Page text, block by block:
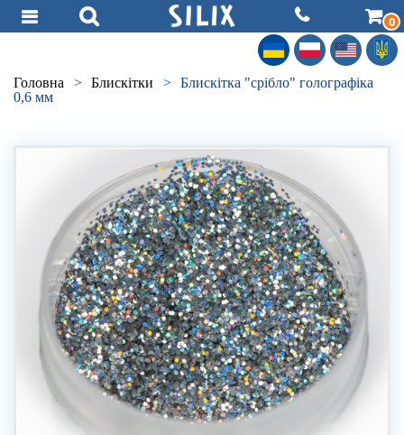
0
Головна > Блискітки >
Блискітка "срібло" голографіка
0,6 мм